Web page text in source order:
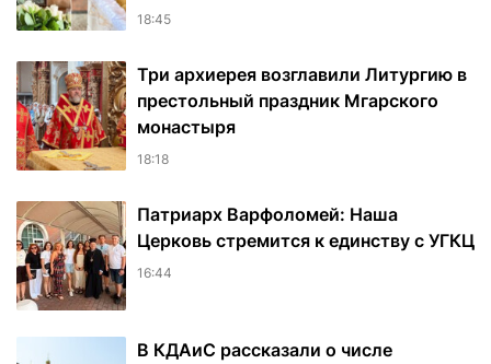
18:45
Три архиерея возглавили Литургию в
престольный праздник Мгарского
монастыря
18:18
Патриарх Варфоломей: Наша
Церковь стремится к единству с УГКЦ
16:44
В КДАиС рассказали о числе